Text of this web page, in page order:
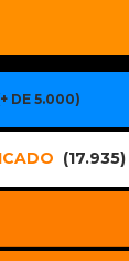
DE 5.000)
(17.935)